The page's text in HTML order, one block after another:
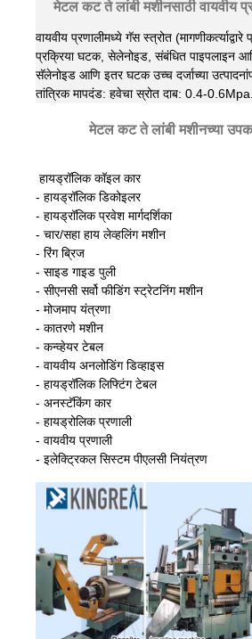
मेटल कट ते लांबी मशीनसाठी वायवीय
वायवीय प्रणालीमध्ये गॅस स्त्रोत
प्रक्रिया घटक, सेलेनोइड, संबंधित पाइपलाइन
सॅलेनोइड आणि इतर घटक उच्च दर्जाच्या
तांत्रिक मापदंड: हवेचा स्रोत दाब: 0.4-0.6Mpa.
मेटल कट ते लांबी मशीनच्या
हायड्रॉलिक कॉइल कार
- हायड्रॉलिक डिकोइलर
- हायड्रॉलिक प्रवेश मार्गदर्शिका
- चार/सहा हाय लेव्हलिंग मशीन
- रिंग ब्रिज
- साइड गाइड पुली
- सीएनसी सर्वो फीडिंग स्ट्रेटनिंग मशीन
- मोजमाप यंत्रणा
- कातरणे मशीन
- कन्व्हेयर टेबल
- वायवीय अनलोडिंग डिव्हाइस
- हायड्रॉलिक लिफ्टिंग टेबल
- अनस्टॅकिंग कार
- हायड्रोलिक प्रणाली
- वायवीय प्रणाली
- इलेक्ट्रिकल सिस्टम पीएलसी नियंत्रण